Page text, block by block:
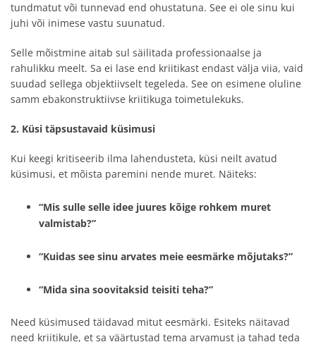
tundmatut või tunnevad end ohustatuna. See ei ole sinu kui
juhi või inimese vastu suunatud.
Selle mõistmine aitab sul säilitada professionaalse ja
rahulikku meelt. Sa ei lase end kriitikast endast välja viia, vaid
suudad sellega objektiivselt tegeleda. See on esimene oluline
samm ebakonstruktiivse kriitikuga toimetulekuks.
2. Küsi täpsustavaid küsimusi
Kui keegi kritiseerib ilma lahendusteta, küsi neilt avatud
küsimusi, et mõista paremini nende muret. Näiteks:
“Mis sulle selle idee juures kõige rohkem muret
valmistab?”
“Kuidas see sinu arvates meie eesmärke mõjutaks?”
“Mida sina soovitaksid teisiti teha?”
Need küsimused täidavad mitut eesmärki. Esiteks näitavad
need kriitikule, et sa väärtustad tema arvamust ja tahad teda